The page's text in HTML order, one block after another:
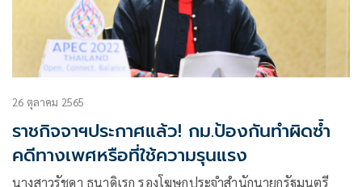
26 ตุลาคม 2565
ราชกิจจาฯประกาศแล้ว! กม.ป้องกันทำผิดซ้ำ
คดีทางเพศหรือที่ใช้ความรุนแรง
นางสาวรัชดา ธนาดิเรก รองโฆษกประจำสำนักนายกรัฐมนตรี